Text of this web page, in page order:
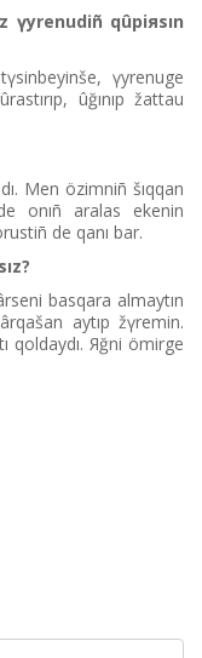
үyrenudіñ qûpiяsın
үyrenuge
ûğınıp žattau
Men özіmnіñ šıqqan
onıñ aralas ekenіn
de qanı bar.
basqara almaytın
aytıp žүremіn.
qoldaydı. Яğni ömіrge